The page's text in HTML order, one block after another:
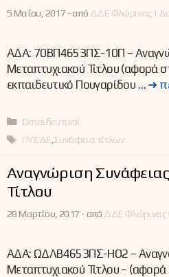
5 Μαΐου, 2017 -από ΔΔΕ Φλώρινας |
ΑΔΑ: 70ΒΠ4653ΠΣ-10Π –
Μεταπτυχιακού Τίτλου (αφορά
εκπαιδευτικό Πουγαρίδου … ➜
Κατηγορίες
Εκπαιδευτικοί
Ετικέτες
ΠΥΣΔΕ Συνάφεια τίτλων
Αναγνώριση
Τίτλου
28 Μαρτίου, 2017 -από ΔΔΕ Φλώρινας |
ΑΔΑ: ΩΔΛΒ4653ΠΣ-ΗΟ2 –
Μεταπτυχιακού Τίτλου –